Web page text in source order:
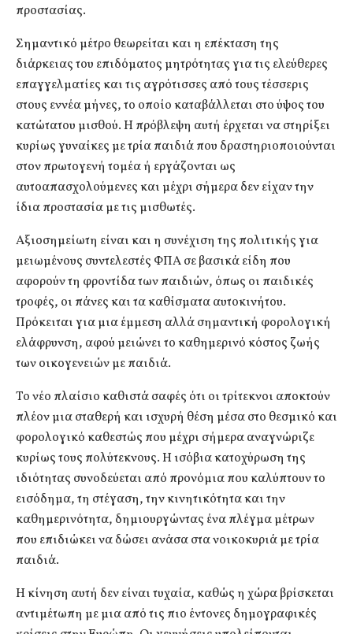
προστασίας.
Σημαντικό μέτρο θεωρείται και η επέκταση της
διάρκειας του επιδόματος μητρότητας για τις ελεύθερες
επαγγελματίες και τις αγρότισσες από τους τέσσερις
στους εννέα μήνες, το οποίο καταβάλλεται στο ύψος του
κατώτατου μισθού. Η πρόβλεψη αυτή έρχεται να στηρίξει
κυρίως γυναίκες με τρία παιδιά που δραστηριοποιούνται
στον πρωτογενή τομέα ή εργάζονται ως
αυτοαπασχολούμενες και μέχρι σήμερα δεν είχαν την
ίδια προστασία με τις μισθωτές.
Αξιοσημείωτη είναι και η συνέχιση της πολιτικής για
μειωμένους συντελεστές ΦΠΑ σε βασικά είδη που
αφορούν τη φροντίδα των παιδιών, όπως οι παιδικές
τροφές, οι πάνες και τα καθίσματα αυτοκινήτου.
Πρόκειται για μια έμμεση αλλά σημαντική φορολογική
ελάφρυνση, αφού μειώνει το καθημερινό κόστος ζωής
των οικογενειών με παιδιά.
Το νέο πλαίσιο καθιστά σαφές ότι οι τρίτεκνοι αποκτούν
πλέον μια σταθερή και ισχυρή θέση μέσα στο θεσμικό και
φορολογικό καθεστώς που μέχρι σήμερα αναγνώριζε
κυρίως τους πολύτεκνους. Η ισόβια κατοχύρωση της
ιδιότητας συνοδεύεται από προνόμια που καλύπτουν το
εισόδημα, τη στέγαση, την κινητικότητα και την
καθημερινότητα, δημιουργώντας ένα πλέγμα μέτρων
που επιδιώκει να δώσει ανάσα στα νοικοκυριά με τρία
παιδιά.
Η κίνηση αυτή δεν είναι τυχαία, καθώς η χώρα βρίσκεται
αντιμέτωπη με μια από τις πιο έντονες δημογραφικές